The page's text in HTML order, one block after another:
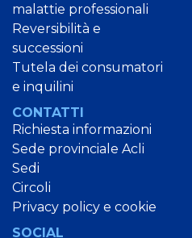
malattie professionali
Reversibilità e
successioni
Tutela dei consumatori
e inquilini
CONTATTI
Richiesta informazioni
Sede provinciale Acli
Sedi
Circoli
Privacy policy e cookie
SOCIAL